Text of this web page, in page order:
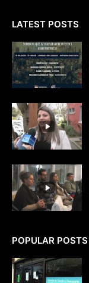
LATEST POSTS
POPULAR POSTS